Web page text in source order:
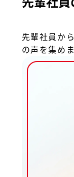
先輩社員か
の声を集めま